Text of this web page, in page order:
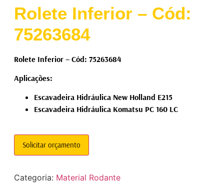
Rolete Inferior – Cód:
75263684
Rolete Inferior – Cód: 75263684
Aplicações:
Escavadeira Hidráulica New Holland E215
Escavadeira Hidráulica Komatsu PC 160 LC
Solicitar orçamento
Categoria: Material Rodante